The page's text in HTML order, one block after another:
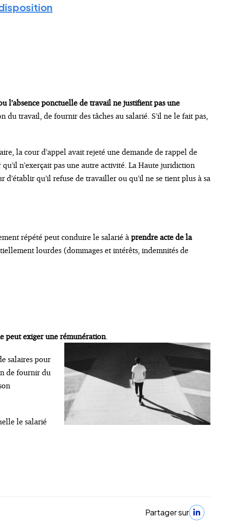
l’absence ponctuelle de travail ne justifient pas une
du travail, de fournir des tâches au salarié. S’il ne le fait pas,
la cour d’appel avait rejeté une demande de rappel de
n’exerçait pas une autre activité. La Haute juridiction
d’établir qu’il refuse de travailler ou qu’il ne se tient plus à sa
répété peut conduire le salarié àprendre acte de la
lourdes (dommages et intérêts, indemnités de
peut exiger une rémunération.
salaires pour
de fournir du
le salarié
Partager sur